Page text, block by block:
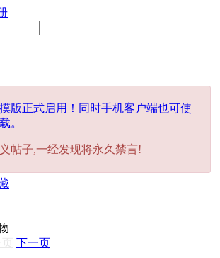
版正式启用！同时手机客户端也可使
。
帖子,一经发现将永久禁言!
下一页